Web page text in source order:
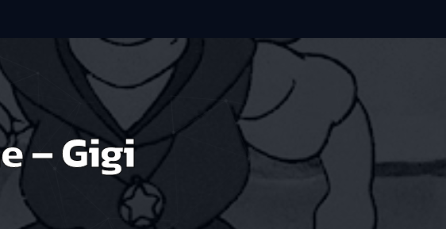
– Gigi